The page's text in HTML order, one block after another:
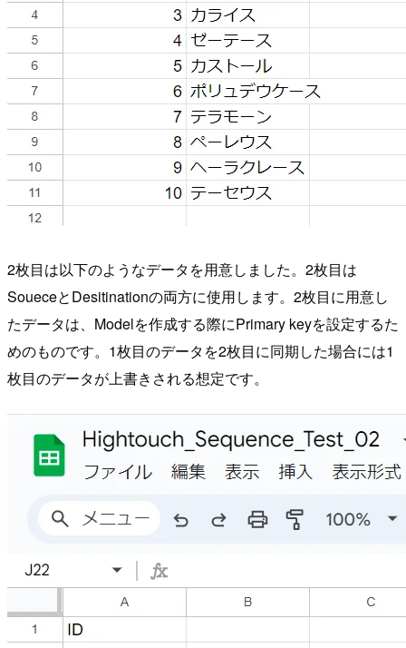
2枚目は以下のようなデータを用意しました。2枚目は
SoueceとDesitinationの両方に使用します。2枚目に用意し
たデータは、Modelを作成する際にPrimary keyを設定するた
めのものです。1枚目のデータを2枚目に同期した場合には1
枚目のデータが上書きされる想定です。